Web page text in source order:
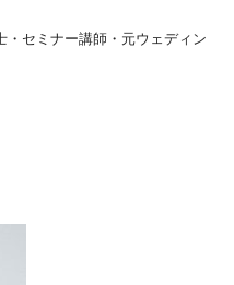
セミナー講師・元ウェディン